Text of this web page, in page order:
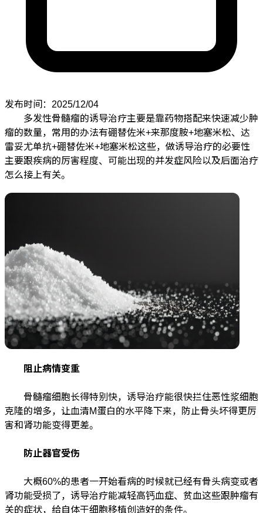
发布时间：2025/12/04
多发性骨髓瘤的诱导治疗主要是靠药物搭配来快速减少肿
瘤的数量，常用的办法有硼替佐米+来那度胺+地塞米松、达
雷妥尤单抗+硼替佐米+地塞米松这些，做诱导治疗的必要性
主要跟疾病的厉害程度、可能出现的并发症风险以及后面治疗
怎么接上有关。
阻止病情变重
骨髓瘤细胞长得特别快，诱导治疗能很快拦住恶性浆细胞
克隆的增多，让血清M蛋白的水平降下来，防止骨头坏得更厉
害和肾功能变得更差。
防止器官受伤
大概60%的患者一开始看病的时候就已经有骨头病变或者
肾功能受损了，诱导治疗能减轻高钙血症、贫血这些跟肿瘤有
关的症状，给自体干细胞移植创造好的条件。